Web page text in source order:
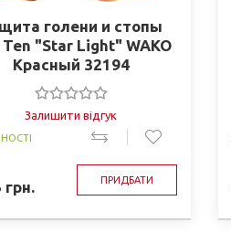
голени и стопы
Ten "Star Light" WAKO
Красный 32194
Залишити відгук
грн. ПРИДБАТИ